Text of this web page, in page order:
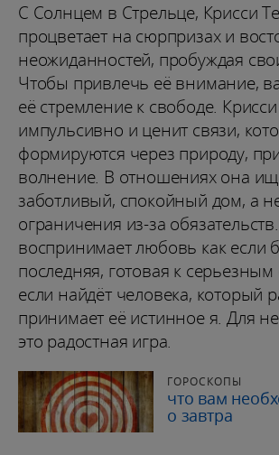
С Солнцем в Стрельце, Крисси
процветает на сюрпризах и
неожиданностей, пробуждая
Чтобы привлечь её внимание,
её стремление к свободе.
импульсивно и ценит связи,
формируются через природу,
волнение. В отношениях она
заботливый, спокойный дом, а
ограничения из-за
воспринимает любовь как если
последняя, готовая к
если найдёт человека, который
принимает её истинное я. Для
это радостная игра.
ГОРОСКОПЫ
что вам
о завтра